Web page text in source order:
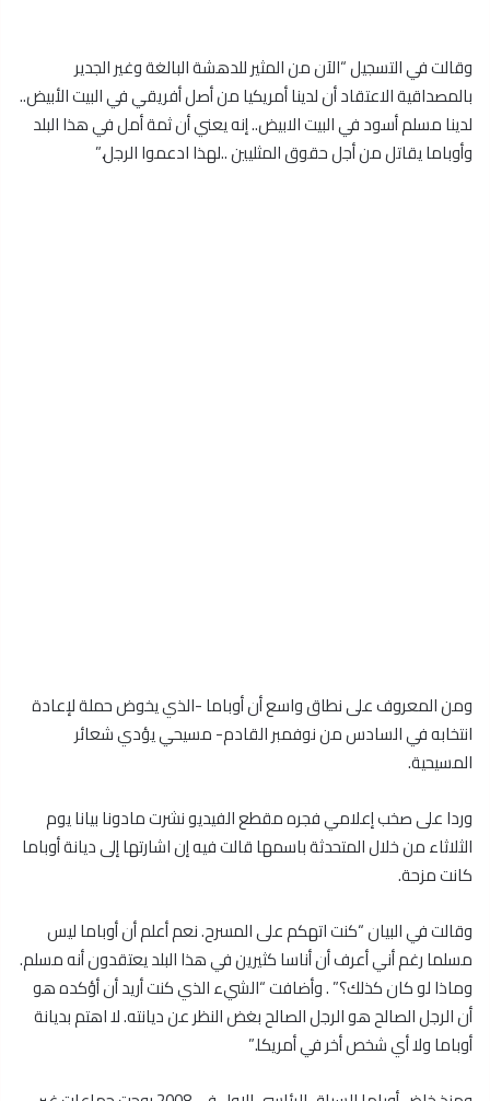
وقالت في التسجيل “الآن من المثير للدهشة البالغة وغير الجدير
بالمصداقية الاعتقاد أن لدينا أمريكيا من أصل أفريقي في البيت الأبيض..
لدينا مسلم أسود في البيت الابيض.. إنه يعني أن ثمة أمل في هذا البلد
وأوباما يقاتل من أجل حقوق المثليين ..لهذا ادعموا الرجل.”
ومن المعروف على نطاق واسع أن أوباما -الذي يخوض حملة لإعادة
انتخابه في السادس من نوفمبر القادم- مسيحي يؤدي شعائر
المسيحية.
وردا على صخب إعلامي فجره مقطع الفيديو نشرت مادونا بيانا يوم
الثلاثاء من خلال المتحدثة باسمها قالت فيه إن اشارتها إلى ديانة أوباما
كانت مزحة.
وقالت في البيان “كنت اتهكم على المسرح. نعم أعلم أن أوباما ليس
مسلما رغم أني أعرف أن أناسا كثيرين في هذا البلد يعتقدون أنه مسلم.
وماذا لو كان كذلك؟” . وأضافت “الشيء الذي كنت أريد أن أؤكده هو
أن الرجل الصالح هو الرجل الصالح بغض النظر عن ديانته. لا اهتم بديانة
أوباما ولا أي شخص أخر في أمريكا.”